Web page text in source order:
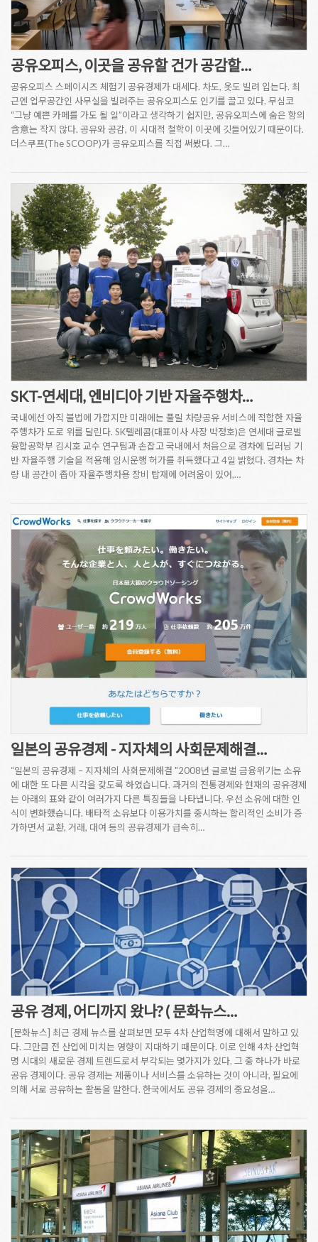
공유오피스, 이곳을 공유할 건가 공감할…
공유오피스 스페이시즈 체험기 공유경제가 대세다. 차도, 옷도 빌려 입는다. 최
근엔 업무공간인 사무실을 빌려주는 공유오피스도 인기를 끌고 있다. 무심코
“그냥 예쁜 카페를 가도 될 일”이라고 생각하기 쉽지만, 공유오피스에 숨은 함의
含意는 작지 않다. 공유와 공감, 이 시대적 철학이 이곳에 깃들어있기 때문이다.
더스쿠프(The SCOOP)가 공유오피스를 직접 써봤다. 그…
SKT-연세대, 엔비디아 기반 자율주행차…
국내에선 아직 불법에 가깝지만 미래에는 풀릴 차량공유 서비스에 적합한 자율
주행차가 도로 위를 달린다. SK텔레콤(대표이사 사장 박정호)은 연세대 글로벌
융합공학부 김시호 교수 연구팀과 손잡고 국내에서 처음으로 경차에 딥러닝 기
반 자율주행 기술을 적용해 임시운행 허가를 취득했다고 4일 밝혔다. 경차는 차
량 내 공간이 좁아 자율주행차용 장비 탑재에 어려움이 있어,…
일본의 공유경제 - 지자체의 사회문제해결…
“일본의 공유경제 – 지자체의 사회문제해결 "2008년 글로벌 금융위기는 소유
에 대한 또 다른 시각을 갖도록 하였습니다. 과거의 전통경제와 현재의 공유경제
는 아래의 표와 같이 여러가지 다른 특징들을 나타냅니다. 우선 소유에 대한 인
식이 변화했습니다. 배타적 소유보다 이용가치를 중시하는 합리적인 소비가 증
가하면서 교환, 거래, 대여 등의 공유경제가 급속히…
공유 경제, 어디까지 왔나? ( 문화뉴스…
[문화뉴스] 최근 경제 뉴스를 살펴보면 모두 4차 산업혁명에 대해서 말하고 있
다. 그만큼 전 산업에 미치는 영향이 지대하기 때문이다. 이로 인해 4차 산업혁
명 시대의 새로운 경제 트렌드로서 부각되는 몇가지가 있다. 그 중 하나가 바로
공유 경제이다. 공유 경제는 제품이나 서비스를 소유하는 것이 아니라, 필요에
의해 서로 공유하는 활동을 말한다. 한국에서도 공유 경제의 중요성을…